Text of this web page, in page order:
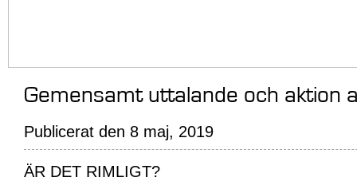
Gemensamt uttalande och aktion
Publicerat den 8 maj, 2019
ÄR DET RIMLIGT?